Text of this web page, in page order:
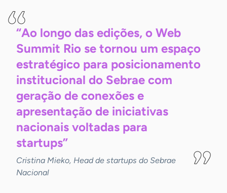
“Ao longo das edições, o Web
Summit Rio se tornou um espaço
estratégico para posicionamento
institucional do Sebrae com
geração de conexões e
apresentação de iniciativas
nacionais voltadas para
startups”
Cristina Mieko, Head de startups do Sebrae
Nacional